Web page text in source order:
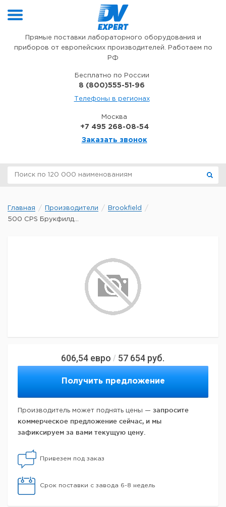
Прямые поставки лабораторного оборудования и
приборов от европейских производителей. Работаем по
РФ
Бесплатно по России
8 (800)555-51-96
Телефоны в регионах
Москва
+7 495 268-08-54
Заказать звонок
Главная Производители
Brookfield
500 CPS Брукфилд...
606,54 евро / 57 654 руб.
Получить предложение
Производитель может поднять цены — запросите
коммерческое предложение сейчас, и мы
зафиксируем за вами текущую цену.
Привезем под заказ
Срок поставки с завода 6-8 недель